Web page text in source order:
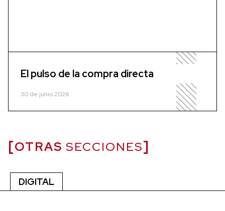
El pulso de la compra directa
30 de junio 2026
OTRAS SECCIONES
DIGITAL